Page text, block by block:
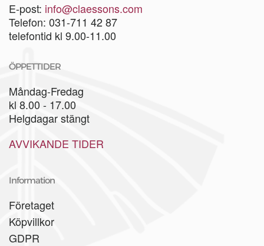
E-post: info@claessons.com
Telefon: 031-711 42 87
telefontid kl 9.00-11.00
ÖPPETTIDER
Måndag-Fredag
kl 8.00 - 17.00
Helgdagar stängt
AVVIKANDE TIDER
Information
Företaget
Köpvillkor
GDPR